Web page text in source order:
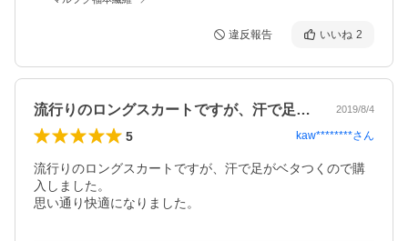
違反報告 いいね 2
流行りのロングスカートですが、汗で足が… 2019/8/4
5 kaw********さん
流行りのロングスカートですが、汗で足がベタつくので購
入しました。
思い通り快適になりました。